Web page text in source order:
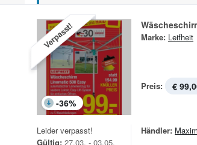
Verpasst!
-36%
Marke: Leifheit
Preis: €
Leider verpasst!
Gültig: 27.03. - 03.05.
Händler: